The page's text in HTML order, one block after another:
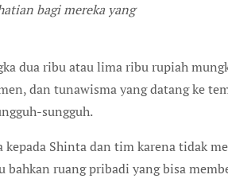
bagi mereka yang
dua ribu atau lima ribu rupiah
dan tunawisma yang datang ke
sungguh.
kepada Shinta dan tim karena tidak
bahkan ruang pribadi yang bisa